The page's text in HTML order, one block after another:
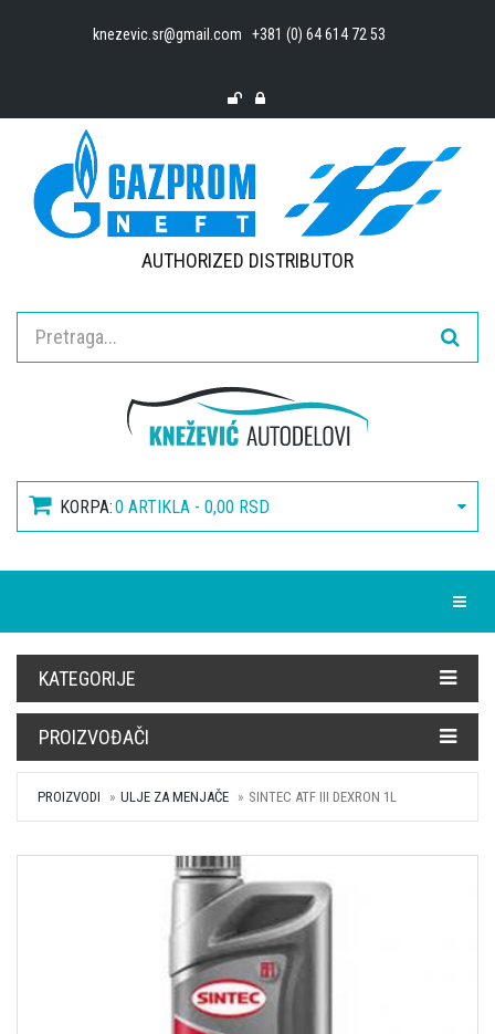
knezevic.sr@gmail.com +381 (0) 64 614 72 53
AUTHORIZED DISTRIBUTOR
KORPA:0 ARTIKLA - 0,00 RSD
KATEGORIJE
PROIZVOĐAČI
PROIZVODI ULJE ZA MENJAČE SINTEC ATF III DEXRON 1L